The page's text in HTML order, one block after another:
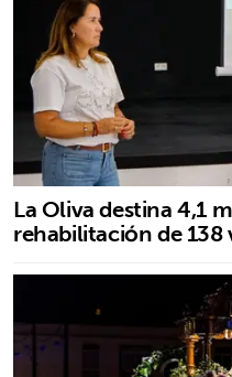
La Oliva destina 4,1
rehabilitación de